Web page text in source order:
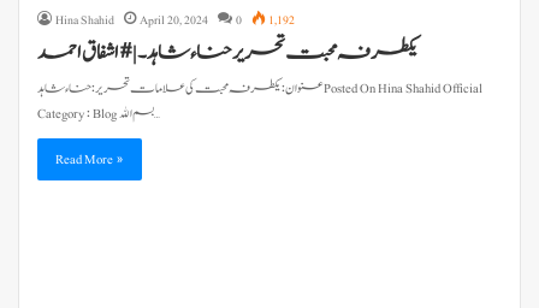
Hina Shahid April 20, 2024 0 1,192
یکطرفہ محبت تحریر حناء شاہد۔ | #اشفاق احمد
عنوان : یکطرفہ محبت کی علامات تحریر : حناء شاہد Posted On Hina Shahid Official
Category : Blog بسم الله…
Read More »